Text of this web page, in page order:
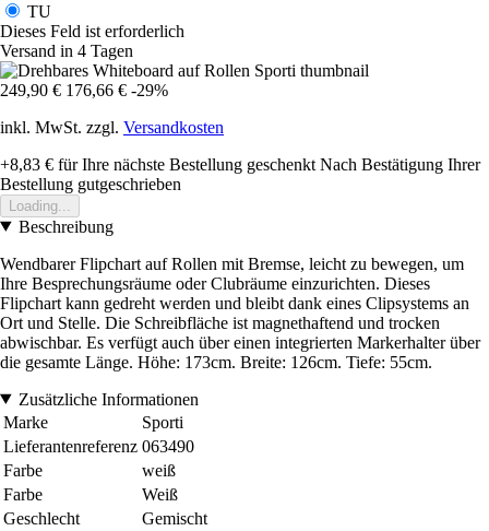
TU
Dieses Feld ist erforderlich
Versand in 4 Tagen
249,90 € 176,66 € -29%
inkl. MwSt. zzgl. Versandkosten
+8,83 € für Ihre nächste Bestellung geschenkt Nach Bestätigung Ihrer
Bestellung gutgeschrieben
Loading...
Beschreibung
Wendbarer Flipchart auf Rollen mit Bremse, leicht zu bewegen, um
Ihre Besprechungsräume oder Clubräume einzurichten. Dieses
Flipchart kann gedreht werden und bleibt dank eines Clipsystems an
Ort und Stelle. Die Schreibfläche ist magnethaftend und trocken
abwischbar. Es verfügt auch über einen integrierten Markerhalter über
die gesamte Länge. Höhe: 173cm. Breite: 126cm. Tiefe: 55cm.
Zusätzliche Informationen
Marke
Sporti
Lieferantenreferenz 063490
Farbe
weiß
Farbe
Weiß
Geschlecht
Gemischt